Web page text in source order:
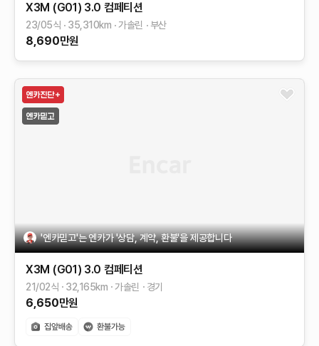
X3M (G01) 3.0 컴페티션
23/05식 35,310km 가솔린 부산
8,690만원
'엔카믿고'는 엔카가 '상담, 계약, 환불'을 제공합니다
X3M (G01) 3.0 컴페티션
21/02식 32,165km 가솔린 경기
6,650만원